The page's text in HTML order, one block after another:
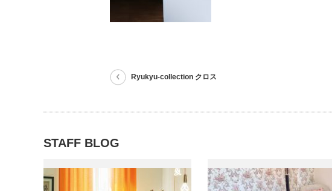
Ryukyu-collection クロス
STAFF BLOG